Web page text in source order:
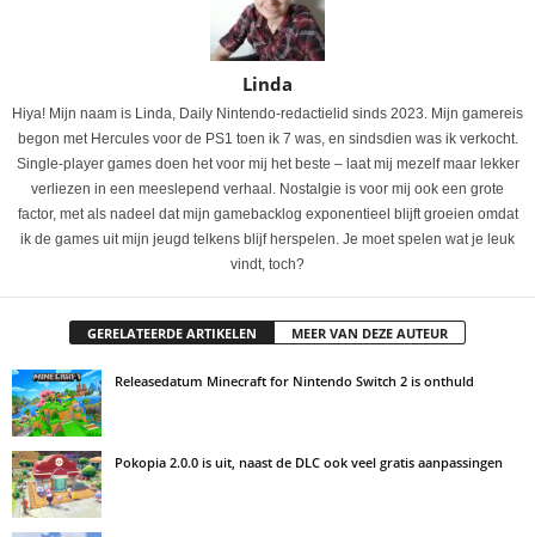
Linda
Hiya! Mijn naam is Linda, Daily Nintendo-redactielid sinds 2023. Mijn gamereis
begon met Hercules voor de PS1 toen ik 7 was, en sindsdien was ik verkocht.
Single-player games doen het voor mij het beste – laat mij mezelf maar lekker
verliezen in een meeslepend verhaal. Nostalgie is voor mij ook een grote
factor, met als nadeel dat mijn gamebacklog exponentieel blijft groeien omdat
ik de games uit mijn jeugd telkens blijf herspelen. Je moet spelen wat je leuk
vindt, toch?
GERELATEERDE ARTIKELEN MEER VAN DEZE AUTEUR
Releasedatum Minecraft for Nintendo Switch 2 is onthuld
Pokopia 2.0.0 is uit, naast de DLC ook veel gratis aanpassingen